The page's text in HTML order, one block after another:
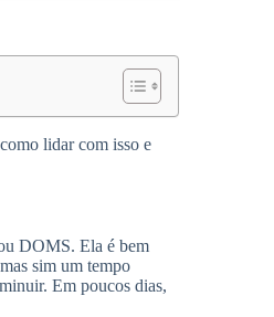
lidar com isso e
DOMS. Ela é bem
sim um tempo
Em poucos dias,